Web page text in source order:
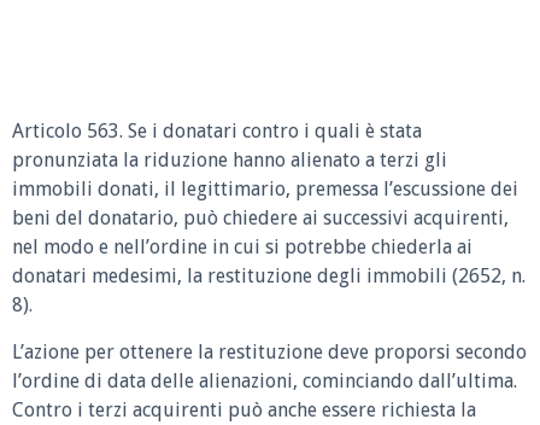
Articolo 563. Se i donatari contro i quali è stata
pronunziata la riduzione hanno alienato a terzi gli
immobili donati, il legittimario, premessa l’escussione dei
beni del donatario, può chiedere ai successivi acquirenti,
nel modo e nell’ordine in cui si potrebbe chiederla ai
donatari medesimi, la restituzione degli immobili (2652, n.
8).
L’azione per ottenere la restituzione deve proporsi secondo
l’ordine di data delle alienazioni, cominciando dall’ultima.
Contro i terzi acquirenti può anche essere richiesta la